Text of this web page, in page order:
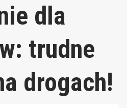
dla
trudne
drogach!